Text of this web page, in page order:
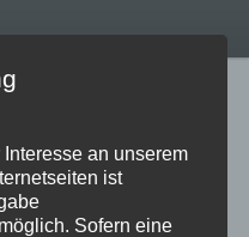
an unserem
ist
Sofern eine